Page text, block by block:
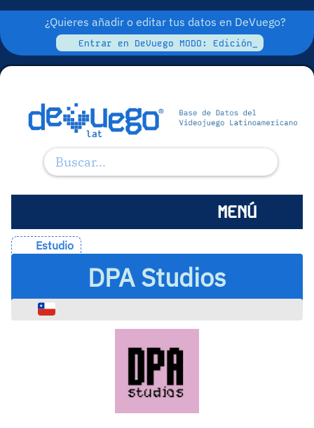
¿Quieres añadir o editar tus datos en DeVuego?
Entrar en DeVuego MODO: Edición_
MENÚ
Estudio
DPA Studios